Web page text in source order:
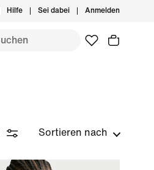
Hilfe Sei dabei Anmelden
Sortieren nach